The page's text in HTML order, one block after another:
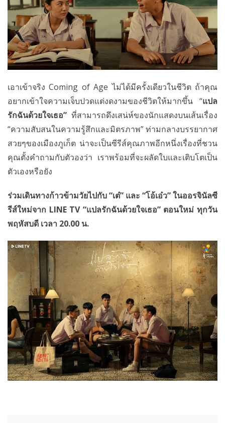
เอาเข้าจริง Coming of Age ไม่ได้มีครั้งเดียวในชีวิต ถ้าคุณ
อยากเข้าใจความเจ็บปวดแต่งดงามของชีวิตให้มากขึ้น “แปล
รักฉันด้วยใจเธอ” ที่สามารถดึงเสน่ห์ของนักแสดงบนเส้นเรื่อง
“ความสับสนในความรู้สึกและมิตรภาพ” ท่ามกลางบรรยากาศ
สวยๆของเมืองภูเก็ต น่าจะเป็นซีรีส์คุณภาพอีกหนึ่งเรื่องที่ชวน
คุณตั้งคำถามกับตัวองว่า เราพร้อมที่จะผลัดใบและเติบโตเป็น
ตัวเองหรือยัง
ร่วมเดินทางก้าวข้ามวัยไปกับ “เต๋” และ “โอ้เอ๋ว” ในออรจินัลซี
รีส์ใหม่จาก LINE TV “แปลรักฉันด้วยใจเธอ” ตอนใหม่ ทุกวัน
พฤหัสบดี เวลา 20.00 น.